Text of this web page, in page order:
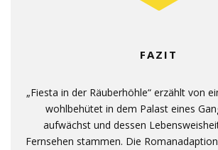
FAZIT
„Fiesta in der Räuberhöhle“ erzählt von
wohlbehütet in dem Palast eines
aufwächst und dessen
Fernsehen stammen. Die